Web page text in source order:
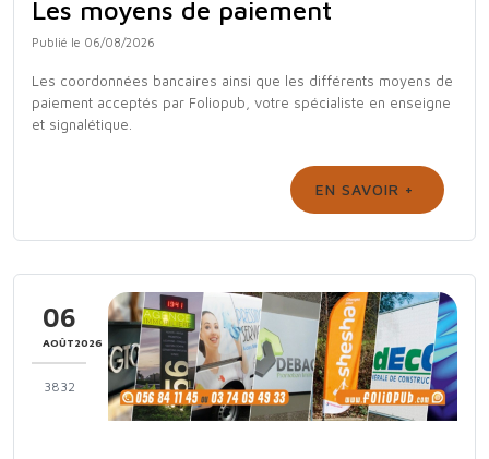
Les moyens de paiement
Publié le 06/08/2026
Les coordonnées bancaires ainsi que les différents moyens de
paiement acceptés par Foliopub, votre spécialiste en enseigne
et signalétique.
EN SAVOIR +
06
AOÛT2026
3832